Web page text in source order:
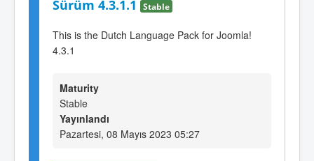
Sürüm 4.3.1.1 Stable
This is the Dutch Language Pack for Joomla!
4.3.1
Maturity
Stable
Yayınlandı
Pazartesi, 08 Mayıs 2023 05:27